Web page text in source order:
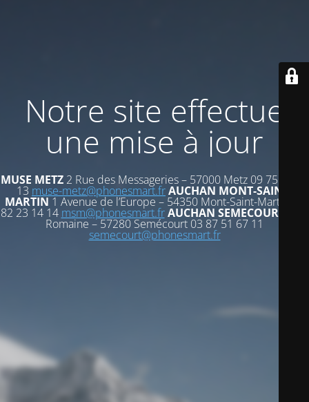
Notre site effectue
une mise à jour
MUSE METZ 2 Rue des Messageries – 57000 Metz 09 75 72 53
13 muse-metz@phonesmart.frAUCHAN MONT-SAINT-
MARTIN 1 Avenue de l’Europe – 54350 Mont-Saint-Martin 03
82 23 14 14 msm@phonesmart.fr AUCHAN SEMECOURT
Romaine – 57280 Semécourt 03 87 51 67 11
semecourt@phonesmart.fr